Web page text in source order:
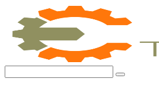
Перейти
контенту